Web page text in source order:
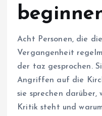
Acht Personen, die
Vergangenheit
der taz gesprochen.
Angriffen auf die
sie sprechen darüber,
Kritik steht und